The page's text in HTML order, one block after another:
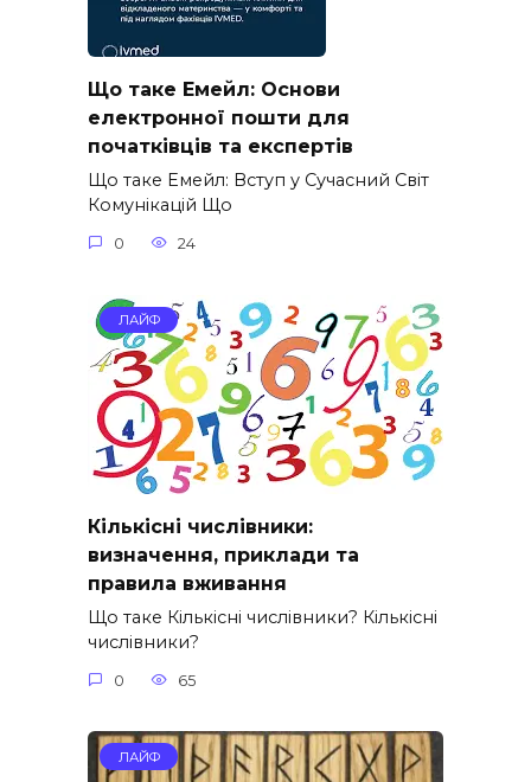
Що таке Емейл: Основи
електронної пошти для
початківців та експертів
Що таке Емейл: Вступ у Сучасний Світ
Комунікацій Що
0 24
ЛАЙФ
Кількісні числівники:
визначення, приклади та
правила вживання
Що таке Кількісні числівники? Кількісні
числівники?
0 65
ЛАЙФ